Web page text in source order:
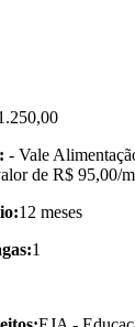
- Vale
de R$ 95,00/
12 meses
1